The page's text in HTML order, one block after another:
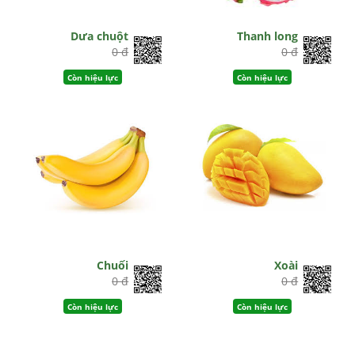
Dưa chuột
0 đ
Còn hiệu lực
Thanh long
0 đ
Còn hiệu lực
Chuối
0 đ
Còn hiệu lực
Xoài
0 đ
Còn hiệu lực